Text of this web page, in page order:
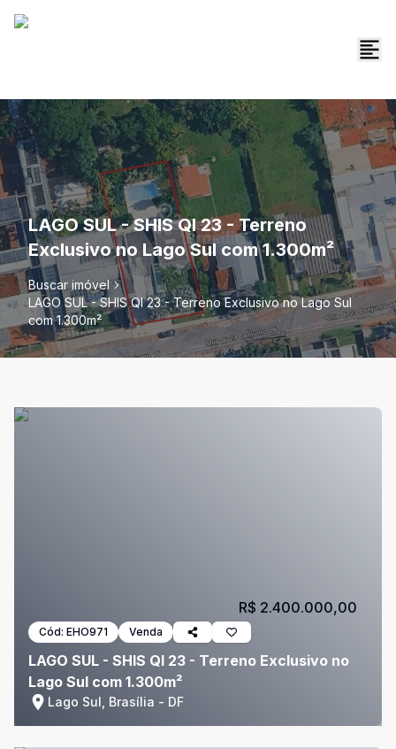
LAGO SUL - SHIS QI 23 - Terreno
Exclusivo no Lago Sul com 1.300m²
Buscar imóvel
LAGO SUL - SHIS QI 23 - Terreno Exclusivo no Lago Sul
com 1.300m²
Cód: EHO971 Venda
LAGO SUL - SHIS QI 23 - Terreno Exclusivo no
Lago Sul com 1.300m²
Lago Sul, Brasília - DF
R$ 2.400.000,00